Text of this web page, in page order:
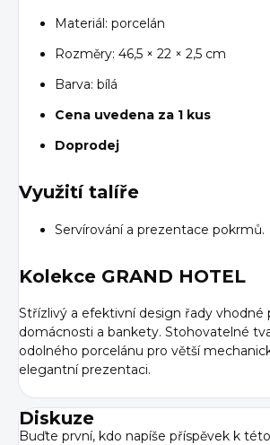
Materiál: porcelán
Rozměry: 46,5 × 22 × 2,5 cm
Barva: bílá
Cena uvedena za 1 kus
Doprodej
Využití talíře
Servírování a prezentace pokrmů.
Kolekce GRAND HOTEL
Střízlivý a efektivní design řady vhodné
domácnosti a bankety. Stohovatelné
odolného porcelánu pro větší
elegantní prezentaci.
Diskuze
Buďte první, kdo napíše příspěvek k